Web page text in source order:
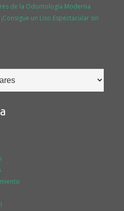
de la Odontología Moderna
un Liso Espectacular sin